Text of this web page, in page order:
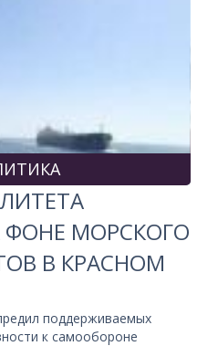
ФОНЕ МОРСКОГО
В КРАСНОМ
поддерживаемых
к самообороне